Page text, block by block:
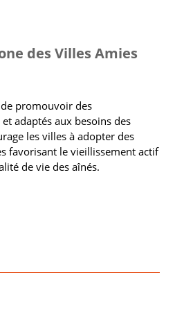
des Villes Amies
promouvoir des
adaptés aux besoins des
les villes à adopter des
favorisant le vieillissement actif
de vie des aînés.